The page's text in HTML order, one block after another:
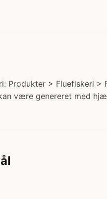
Produkter > Fluefiskeri
være genereret med